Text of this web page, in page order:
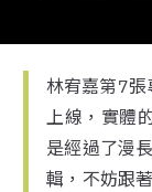
林宥嘉第7張
上線，實體
是經過了漫
輯，不妨跟